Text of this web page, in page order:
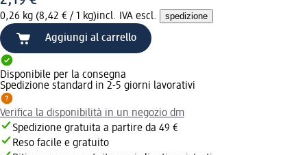
0,26 kg (8,42 € / 1 kg)incl. IVA escl. spedizione
Aggiungi al carrello
Disponibile per la consegna
Spedizione standard in 2-5 giorni lavorativi
Verifica la disponibilità in un negozio dm
Spedizione gratuita a partire da 49 €
Reso facile e gratuito